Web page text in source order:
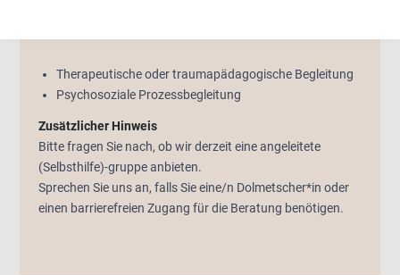
Therapeutische oder traumapädagogische Begleitung
Psychosoziale Prozessbegleitung
Zusätzlicher Hinweis
Bitte fragen Sie nach, ob wir derzeit eine angeleitete
(Selbsthilfe)-gruppe anbieten.
Sprechen Sie uns an, falls Sie eine/n Dolmetscher*in oder
einen barrierefreien Zugang für die Beratung benötigen.